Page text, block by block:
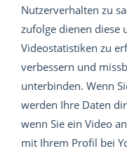
Nutzerverhalten zu
zufolge dienen diese
Videostatistiken zu
verbessern und
unterbinden. Wenn
werden Ihre Daten
wenn Sie ein Video
mit Ihrem Profil bei